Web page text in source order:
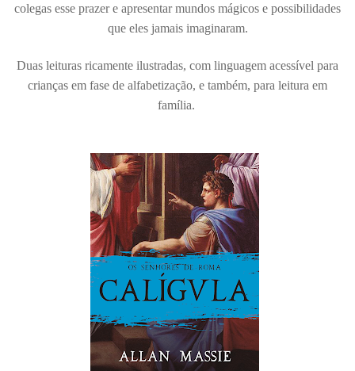
colegas esse prazer e apresentar mundos mágicos e possibilidades
que eles jamais imaginaram.
Duas leituras ricamente ilustradas, com linguagem acessível para
crianças em fase de alfabetização, e também, para leitura em
família.